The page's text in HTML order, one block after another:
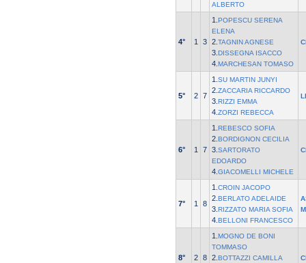
ALBERTO
4° 1 3
1. POPESCU SERENA
ELENA
2. TAGNIN AGNESE
3. DISSEGNA ISACCO
4. MARCHESAN TOMASO
5° 2 7
1. SU MARTIN JUNYI
2. ZACCARIA RICCARDO
3. RIZZI EMMA
4. ZORZI REBECCA
6° 1 7
1. REBESCO SOFIA
2. BORDIGNON CECILIA
3. SARTORATO
EDOARDO
4. GIACOMELLI MICHELE
7° 1 8
1. CROIN JACOPO
2. BERLATO ADELAIDE
3. RIZZATO MARIA SOFIA
4. BELLONI FRANCESCO
8° 2 8
1. MOGNO DE BONI
TOMMASO
2. BOTTAZZI CAMILLA